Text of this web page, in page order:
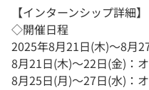
【インターンシップ詳細】
◇開催日程
2025年8月21日(木)～8月
8月21日(木)〜22日(金)：
8月25日(月)～27日(水)：